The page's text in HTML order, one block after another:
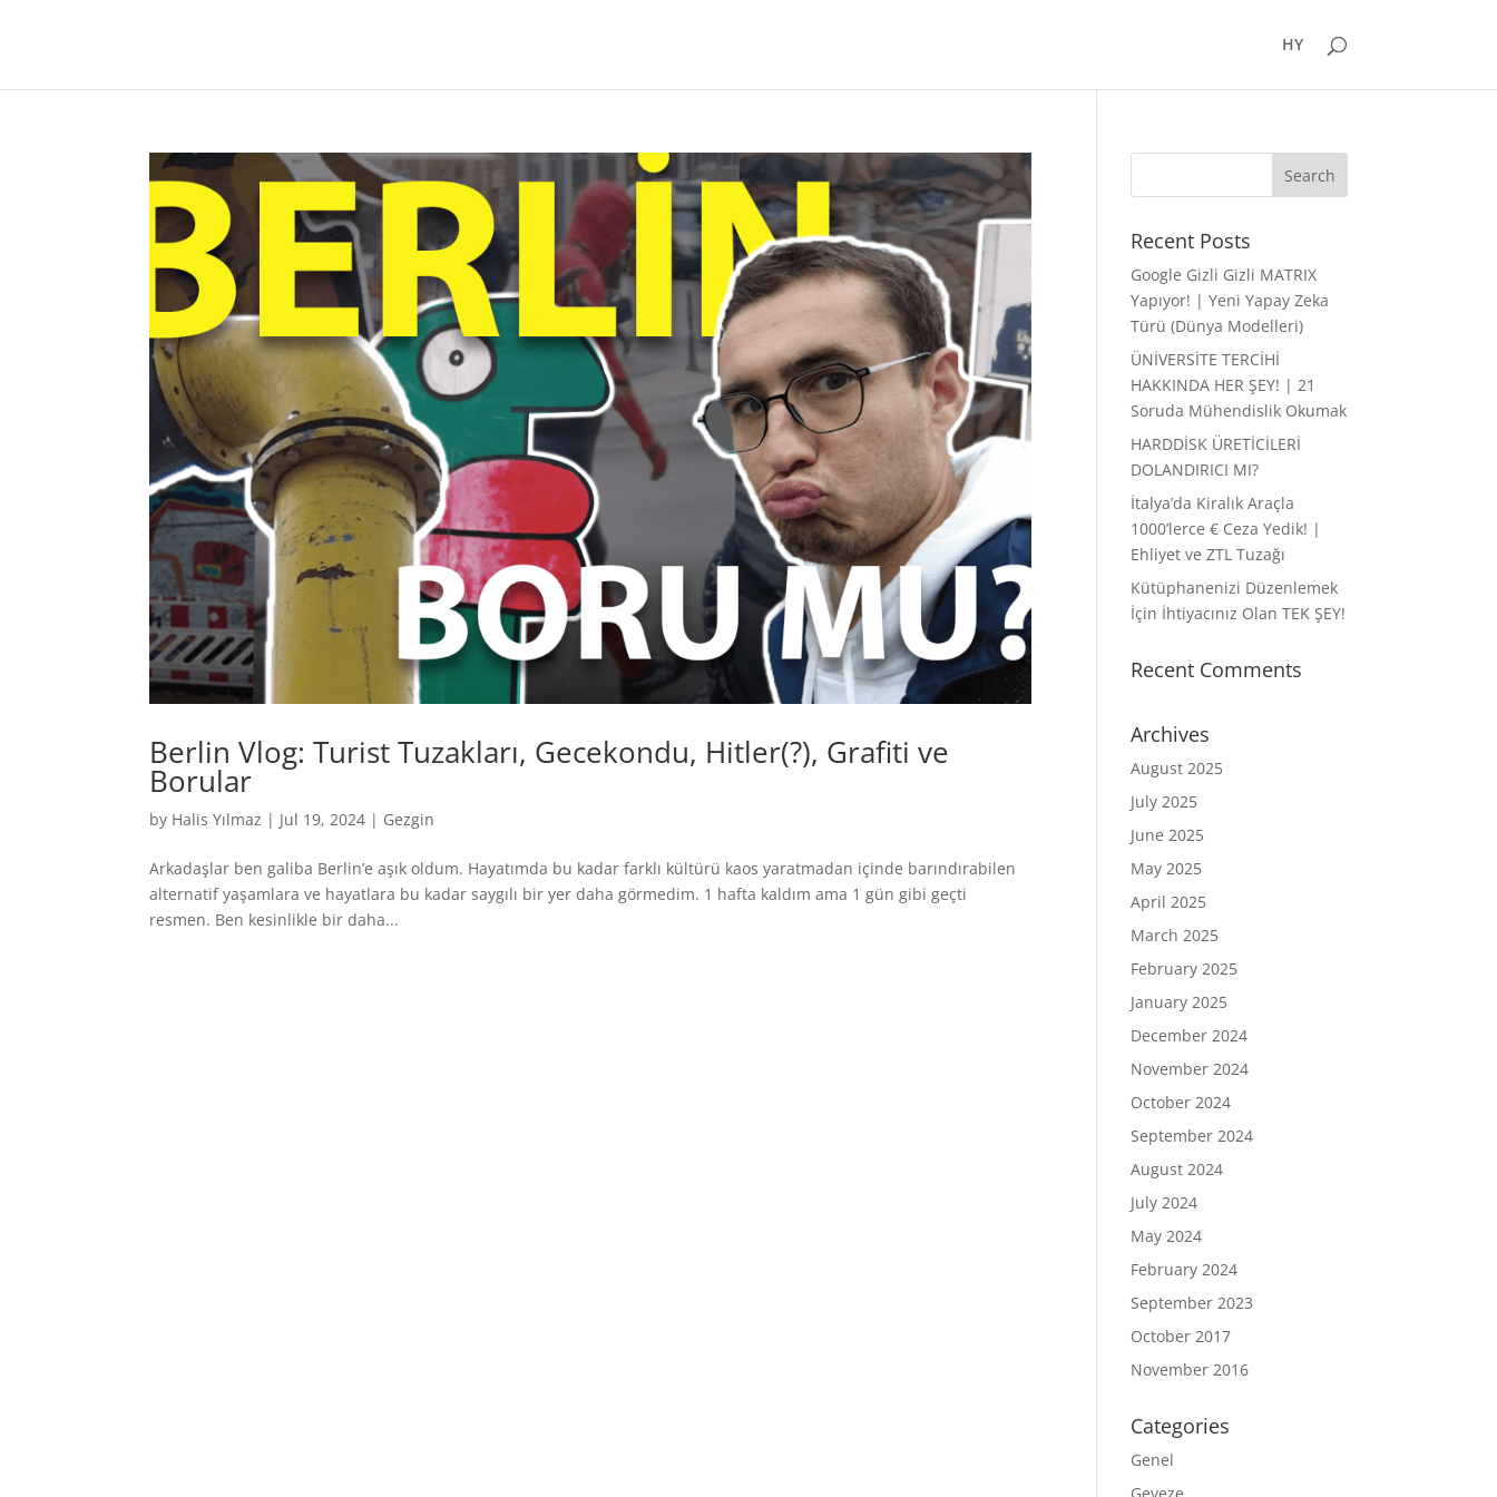
HY
Berlin Vlog: Turist Tuzakları, Gecekondu, Hitler(?), Grafiti ve
Borular
by Halis Yılmaz | Jul 19, 2024 | Gezgin
Arkadaşlar ben galiba Berlin’e aşık oldum. Hayatımda bu kadar farklı kültürü kaos yaratmadan içinde barındırabilen
alternatif yaşamlara ve hayatlara bu kadar saygılı bir yer daha görmedim. 1 hafta kaldım ama 1 gün gibi geçti
resmen. Ben kesinlikle bir daha...
Recent Posts
Google Gizli Gizli MATRIX
Yapıyor! | Yeni Yapay Zeka
Türü (Dünya Modelleri)
ÜNİVERSİTE TERCİHİ
HAKKINDA HER ŞEY! | 21
Soruda Mühendislik Okumak
HARDDİSK ÜRETİCİLERİ
DOLANDIRICI MI?
İtalya’da Kiralık Araçla
1000’lerce € Ceza Yedik! |
Ehliyet ve ZTL Tuzağı
Kütüphanenizi Düzenlemek
İçin İhtiyacınız Olan TEK ŞEY!
Recent Comments
Archives
August 2025
July 2025
June 2025
May 2025
April 2025
March 2025
February 2025
January 2025
December 2024
November 2024
October 2024
September 2024
August 2024
July 2024
May 2024
February 2024
September 2023
October 2017
November 2016
Categories
Genel